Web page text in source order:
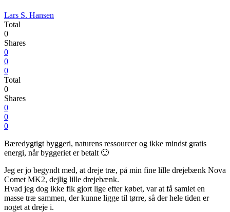
Lars S. Hansen
Total
0
Shares
0
0
0
Total
0
Shares
0
0
0
Bæredygtigt byggeri, naturens ressourcer og ikke mindst gratis
energi, når byggeriet er betalt 🙂
Jeg er jo begyndt med, at dreje træ, på min fine lille drejebænk Nova
Comet MK2, dejlig lille drejebænk.
Hvad jeg dog ikke fik gjort lige efter købet, var at få samlet en
masse træ sammen, der kunne ligge til tørre, så der hele tiden er
noget at dreje i.